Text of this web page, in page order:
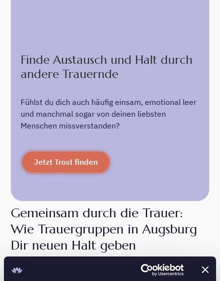
Finde Austausch und Halt durch
andere Trauernde
Fühlst du dich auch häufig einsam, emotional leer
und manchmal sogar von deinen liebsten
Menschen missverstanden?
Jetzt Trost finden
Gemeinsam durch die Trauer:
Wie Trauergruppen in Augsburg
Dir neuen Halt geben
Der Verlust eines geliebten Menschen kann Deine
Welt erschüttern und tiefe Einsamkeit hinterlassen. In